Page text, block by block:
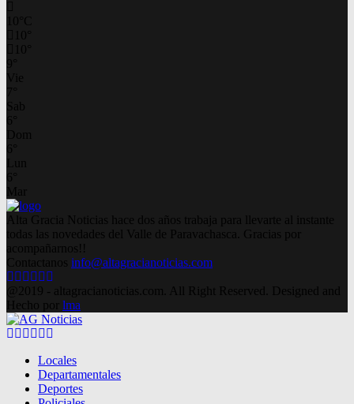
10 C
10
10
9
Vie
7
Sab
6
Dom
6
Lun
6
Mar
Alta Gracia Noticias hace dos años trabaja para llevarte al instante
todas las novedades del Valle de Paravachasca. Gracias por
acompañarnos!!
Contactanos info@altagracianoticias.com
Facebook
Twitter
Instagram
Pinterest
Google
@2019 - altagracianoticias.com. All Right Reserved. Designed and
Hecho por lma
Facebook
Twitter
Instagram
Pinterest
Google
Locales
Departamentales
Deportes